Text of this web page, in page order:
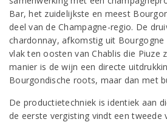
Bar, het zuidelijkste en meest
deel van de Champagne-regio. De
chardonnay, afkomstig uit
vlak ten oosten van Chablis die Piuze
manier is de wijn een directe
Bourgondische roots, maar dan met
De productietechniek is identiek aan
de eerste vergisting vindt een tweede